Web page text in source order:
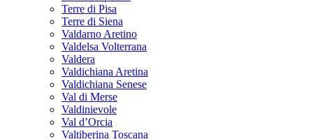
Terre di Pisa
Terre di Siena
Valdarno Aretino
Valdelsa Volterrana
Valdera
Valdichiana Aretina
Valdichiana Senese
Val di Merse
Valdinievole
Val d’Orcia
Valtiberina Toscana